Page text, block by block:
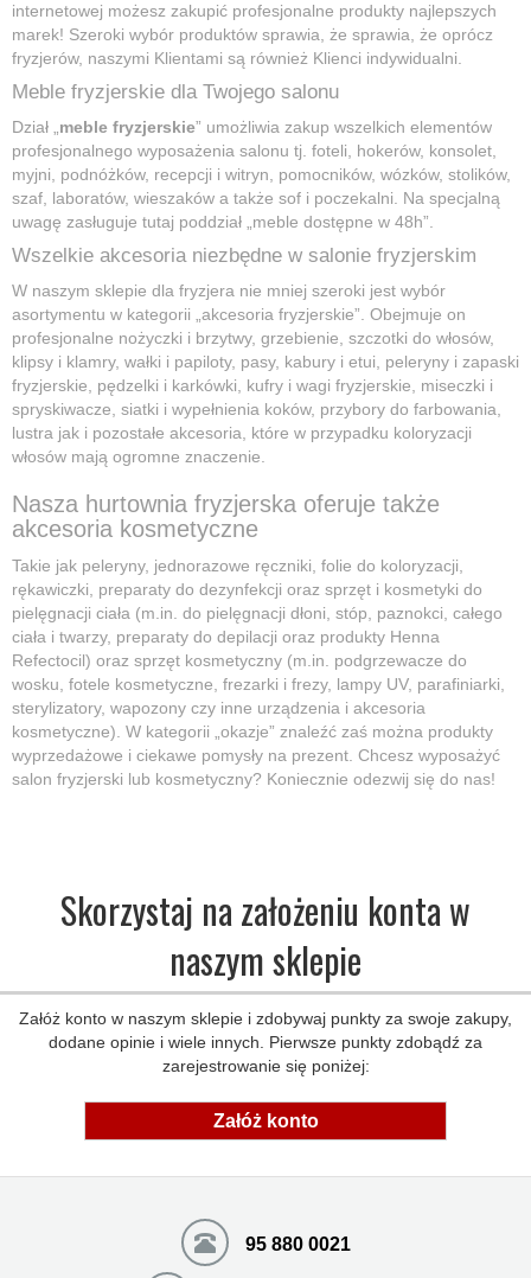
internetowej możesz zakupić profesjonalne produkty najlepszych
marek! Szeroki wybór produktów sprawia, że sprawia, że oprócz
fryzjerów, naszymi Klientami są również Klienci indywidualni.
Meble fryzjerskie dla Twojego salonu
Dział „meble fryzjerskie” umożliwia zakup wszelkich elementów
profesjonalnego wyposażenia salonu tj. foteli, hokerów, konsolet,
myjni, podnóżków, recepcji i witryn, pomocników, wózków, stolików,
szaf, laboratów, wieszaków a także sof i poczekalni. Na specjalną
uwagę zasługuje tutaj poddział „meble dostępne w 48h”.
Wszelkie akcesoria niezbędne w salonie fryzjerskim
W naszym sklepie dla fryzjera nie mniej szeroki jest wybór
asortymentu w kategorii „akcesoria fryzjerskie”. Obejmuje on
profesjonalne nożyczki i brzytwy, grzebienie, szczotki do włosów,
klipsy i klamry, wałki i papiloty, pasy, kabury i etui, peleryny i zapaski
fryzjerskie, pędzelki i karkówki, kufry i wagi fryzjerskie, miseczki i
spryskiwacze, siatki i wypełnienia koków, przybory do farbowania,
lustra jak i pozostałe akcesoria, które w przypadku koloryzacji
włosów mają ogromne znaczenie.
Nasza hurtownia fryzjerska oferuje także
akcesoria kosmetyczne
Takie jak peleryny, jednorazowe ręczniki, folie do koloryzacji,
rękawiczki, preparaty do dezynfekcji oraz sprzęt i kosmetyki do
pielęgnacji ciała (m.in. do pielęgnacji dłoni, stóp, paznokci, całego
ciała i twarzy, preparaty do depilacji oraz produkty Henna
Refectocil) oraz sprzęt kosmetyczny (m.in. podgrzewacze do
wosku, fotele kosmetyczne, frezarki i frezy, lampy UV, parafiniarki,
sterylizatory, wapozony czy inne urządzenia i akcesoria
kosmetyczne). W kategorii „okazje” znaleźć zaś można produkty
wyprzedażowe i ciekawe pomysły na prezent. Chcesz wyposażyć
salon fryzjerski lub kosmetyczny? Koniecznie odezwij się do nas!
Skorzystaj na założeniu konta w
naszym sklepie
Załóż konto w naszym sklepie i zdobywaj punkty za swoje zakupy,
dodane opinie i wiele innych. Pierwsze punkty zdobądź za
zarejestrowanie się poniżej:
Załóż konto
95 880 0021